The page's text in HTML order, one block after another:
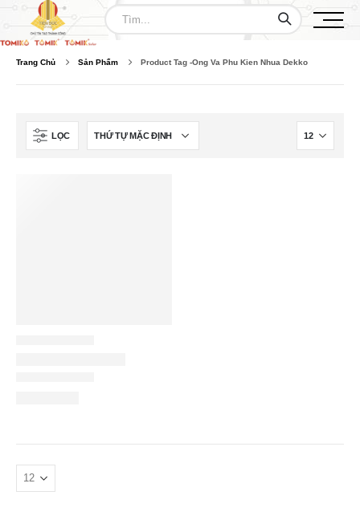
Trang Chủ Sản Phẩm Product Tag -Ong Va Phu Kien Nhua Dekko
LỌC